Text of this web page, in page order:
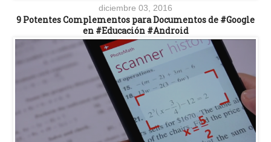
diciembre 03, 2016
9 Potentes Complementos para Documentos de #Google
en #Educación #Android